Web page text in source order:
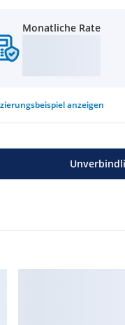
Monatliche Rate
anzeigen